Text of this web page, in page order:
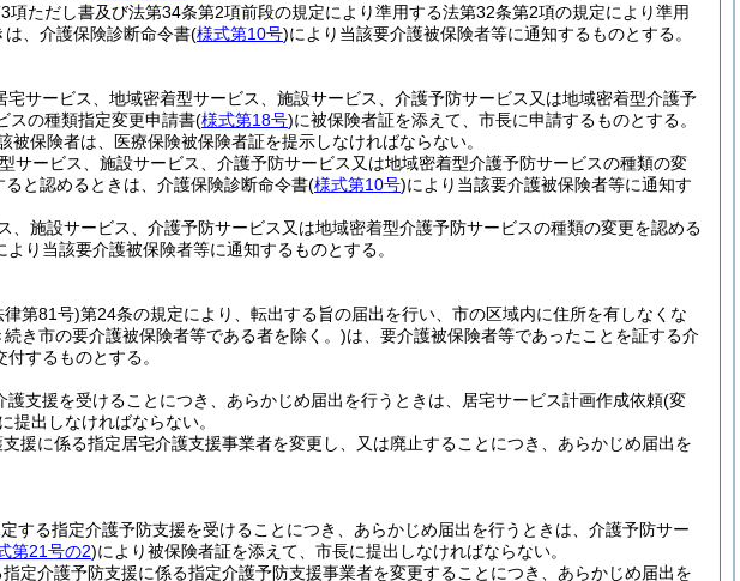
ただし書及び法第34条第2項前段の規定により準用する法第32条第2項の規定により準用
、介護保険診断命令書(様式第10号)により当該要介護被保険者等に通知するものとする。
サービス、地域密着型サービス、施設サービス、介護予防サービス又は地域密着型介護予
スの種類指定変更申請書(様式第18号)に被保険者証を添えて、市長に申請するものとする。
保険者は、医療保険被保険者証を提示しなければならない。
サービス、施設サービス、介護予防サービス又は地域密着型介護予防サービスの種類の変
と認めるときは、介護保険診断命令書(様式第10号)により当該要介護被保険者等に通知す
、施設サービス、介護予防サービス又は地域密着型介護予防サービスの種類の変更を認める
より当該要介護被保険者等に通知するものとする。
第81号)第24条の規定により、転出する旨の届出を行い、市の区域内に住所を有しなくな
き市の要介護被保険者等である者を除く。)は、要介護被保険者等であったことを証する介
するものとする。
支援を受けることにつき、あらかじめ届出を行うときは、居宅サービス計画作成依頼(変
提出しなければならない。
援に係る指定居宅介護支援事業者を変更し、又は廃止することにつき、あらかじめ届出を
する指定介護予防支援を受けることにつき、あらかじめ届出を行うときは、介護予防サー
第21号の2)により被保険者証を添えて、市長に提出しなければならない。
定介護予防支援に係る指定介護予防支援事業者を変更することにつき、あらかじめ届出を